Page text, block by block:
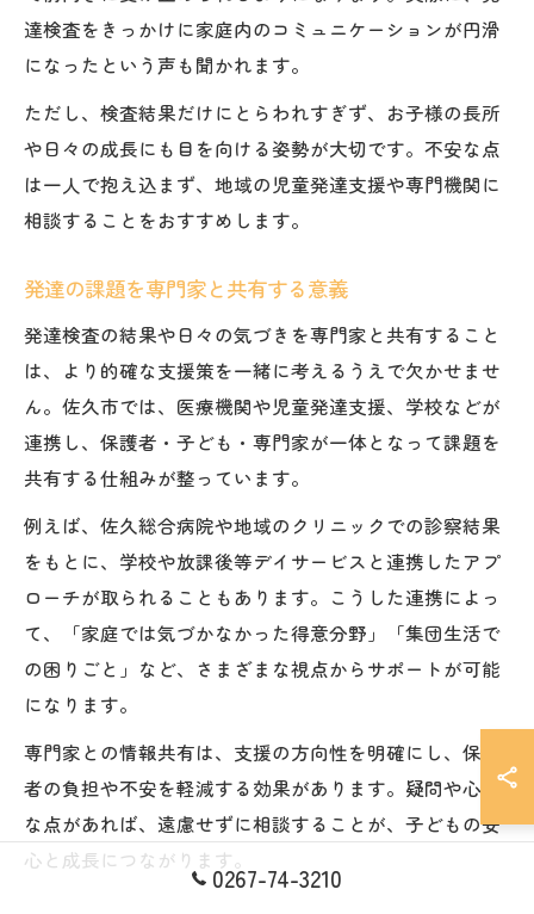
達検査をきっかけに家庭内のコミュニケーションが円滑
になったという声も聞かれます。
ただし、検査結果だけにとらわれすぎず、お子様の長所
や日々の成長にも目を向ける姿勢が大切です。不安な点
は一人で抱え込まず、地域の児童発達支援や専門機関に
相談することをおすすめします。
発達の課題を専門家と共有する意義
発達検査の結果や日々の気づきを専門家と共有すること
は、より的確な支援策を一緒に考えるうえで欠かせませ
ん。佐久市では、医療機関や児童発達支援、学校などが
連携し、保護者・子ども・専門家が一体となって課題を
共有する仕組みが整っています。
例えば、佐久総合病院や地域のクリニックでの診察結果
をもとに、学校や放課後等デイサービスと連携したアプ
ローチが取られることもあります。こうした連携によっ
て、「家庭では気づかなかった得意分野」「集団生活で
の困りごと」など、さまざまな視点からサポートが可能
になります。
専門家との情報共有は、支援の方向性を明確にし、保護
者の負担や不安を軽減する効果があります。疑問や心配
な点があれば、遠慮せずに相談することが、子どもの安
心と成長につながります。
0267-74-3210